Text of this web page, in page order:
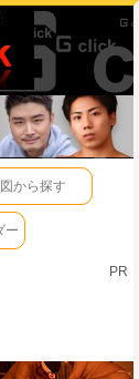
から探す
ー
PR